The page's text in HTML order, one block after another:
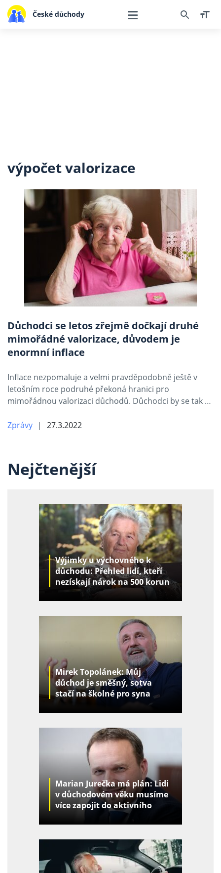
České důchody
výpočet valorizace
Důchodci se letos zřejmě dočkají druhé
mimořádné valorizace, důvodem je
enormní inflace
Inflace nezpomaluje a velmi pravděpodobně ještě v
letošním roce podruhé překoná hranici pro
mimořádnou valorizaci důchodů. Důchodci by se tak …
Zprávy 27.3.2022
Nejčtenější
Výjimky u výchovného k
důchodu: Přehled lidí, kteří
nezískají nárok na 500 korun
za děti
Mirek Topolánek: Můj
důchod je směšný, sotva
stačí na školné pro syna
Marian Jurečka má plán: Lidi
v důchodovém věku musíme
více zapojit do aktivního